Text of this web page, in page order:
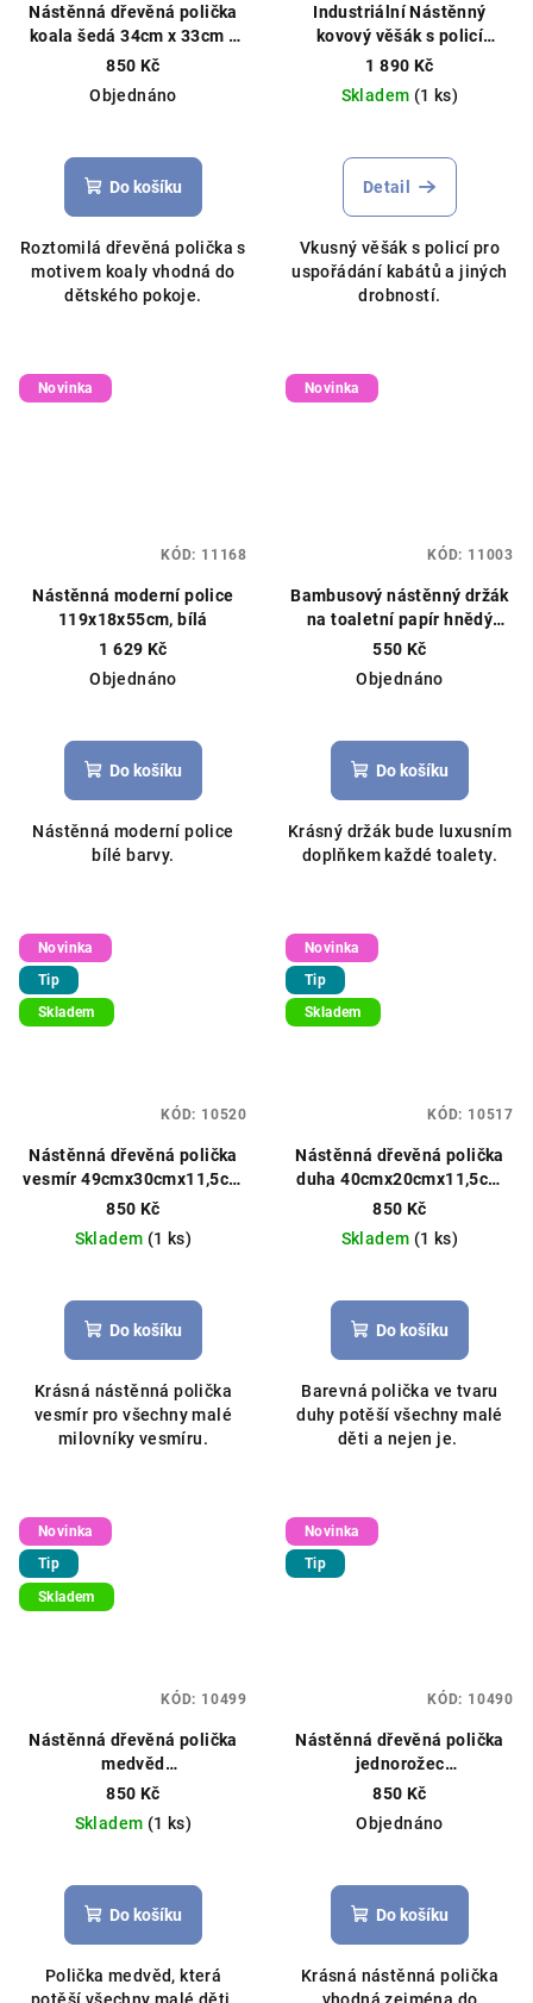
Nástěnná dřevěná polička
koala šedá 34cm x 33cm x
11,5cm přírodní dřevo
850 Kč
Objednáno
Do košíku
Roztomilá dřevěná polička s
motivem koaly vhodná do
dětského pokoje.
Industriální Nástěnný
kovový věšák s policí
60x30x31,7cm různé barvy
1 890 Kč
Skladem (1 ks)
Detail
Vkusný věšák s policí pro
uspořádání kabátů a jiných
drobností.
Novinka
Nástěnná moderní police
119x18x55cm, bílá
1 629 Kč
Objednáno
Do košíku
Nástěnná moderní police
bílé barvy.
KÓD: 11168
Novinka
Bambusový nástěnný držák
na toaletní papír hnědý
14,5x13x2,3cm
550 Kč
Objednáno
Do košíku
Krásný držák bude luxusním
doplňkem každé toalety.
KÓD: 11003
Novinka
Tip
Skladem
Nástěnná dřevěná polička
vesmír 49cmx30cmx11,5cm
barevná
850 Kč
Skladem (1 ks)
Do košíku
Krásná nástěnná polička
vesmír pro všechny malé
milovníky vesmíru.
KÓD: 10520
Novinka
Tip
Skladem
Nástěnná dřevěná polička
duha 40cmx20cmx11,5cm
barevná
850 Kč
Skladem (1 ks)
Do košíku
Barevná polička ve tvaru
duhy potěší všechny malé
děti a nejen je.
KÓD: 10517
Novinka
Tip
Skladem
Nástěnná dřevěná polička
medvěd
38cmx31,5cmx11,5cm
850 Kč
Skladem (1 ks)
Do košíku
Polička medvěd, která
potěší všechny malé děti.
KÓD: 10499
Novinka
Tip
Nástěnná dřevěná polička
jednorožec
34cmx31,5cmx11,5cm
850 Kč
Objednáno
Do košíku
Krásná nástěnná polička
vhodná zejména do
KÓD: 10490